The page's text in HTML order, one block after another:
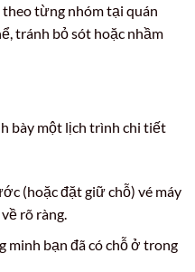
từng nhóm tại quán
tránh bỏ sót hoặc nhầm
bày một lịch trình chi tiết
(hoặc đặt giữ chỗ) vé máy
rõ ràng.
minh bạn đã có chỗ ở trong